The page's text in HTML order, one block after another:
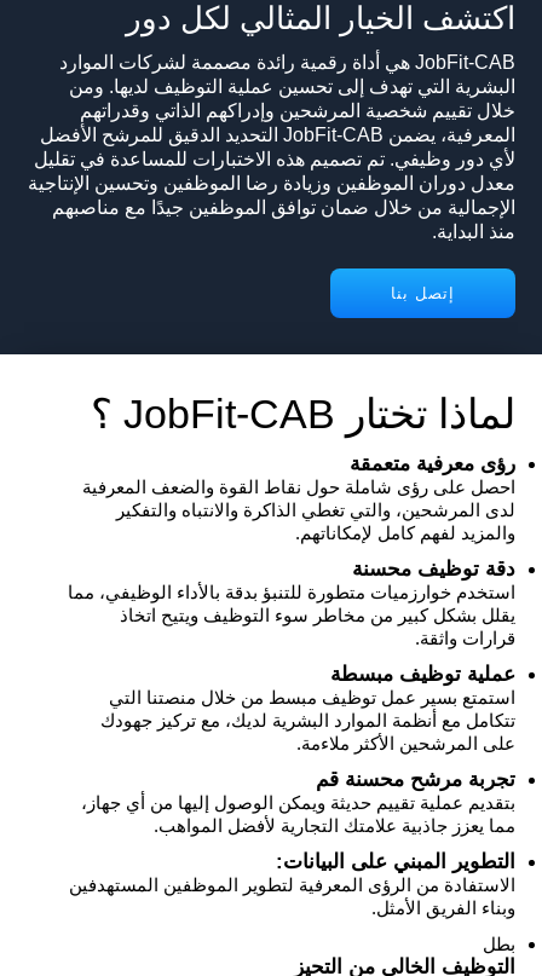
اكتشف الخيار المثالي لكل دور
JobFit-CAB هي أداة رقمية رائدة مصممة لشركات الموارد
البشرية التي تهدف إلى تحسين عملية التوظيف لديها. ومن
خلال تقييم شخصية المرشحين وإدراكهم الذاتي وقدراتهم
المعرفية، يضمن JobFit-CAB التحديد الدقيق للمرشح الأفضل
لأي دور وظيفي. تم تصميم هذه الاختبارات للمساعدة في تقليل
معدل دوران الموظفين وزيادة رضا الموظفين وتحسين الإنتاجية
الإجمالية من خلال ضمان توافق الموظفين جيدًا مع مناصبهم
منذ البداية.
إتصل بنا
لماذا تختار JobFit-CAB ؟
رؤى معرفية متعمقة
احصل على رؤى شاملة حول نقاط القوة والضعف المعرفية
لدى المرشحين، والتي تغطي الذاكرة والانتباه والتفكير
والمزيد لفهم كامل لإمكاناتهم.
دقة توظيف محسنة
استخدم خوارزميات متطورة للتنبؤ بدقة بالأداء الوظيفي، مما
يقلل بشكل كبير من مخاطر سوء التوظيف ويتيح اتخاذ
قرارات واثقة.
عملية توظيف مبسطة
استمتع بسير عمل توظيف مبسط من خلال منصتنا التي
تتكامل مع أنظمة الموارد البشرية لديك، مع تركيز جهودك
على المرشحين الأكثر ملاءمة.
تجربة مرشح محسنة قم
بتقديم عملية تقييم حديثة ويمكن الوصول إليها من أي جهاز،
مما يعزز جاذبية علامتك التجارية لأفضل المواهب.
التطوير المبني على البيانات:
الاستفادة من الرؤى المعرفية لتطوير الموظفين المستهدفين
وبناء الفريق الأمثل.
بطل
التوظيف الخالي من التحيز